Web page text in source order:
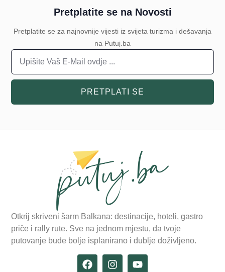
Pretplatite se na Novosti
Pretplatite se za najnovnije vijesti iz svijeta turizma i dešavanja
na Putuj.ba
PRETPLATI SE
Otkrij skriveni šarm Balkana: destinacije, hoteli, gastro
priče i rally rute. Sve na jednom mjestu, da tvoje
putovanje bude bolje isplanirano i dublje doživljeno.